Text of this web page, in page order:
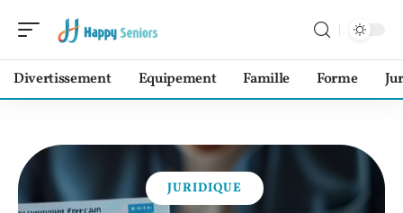
Divertissement Equipement Famille Forme
JURIDIQUE